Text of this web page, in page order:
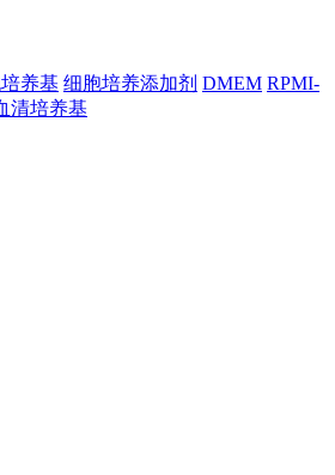
养基 细胞培养添加剂 DMEM RPMI-
清培养基